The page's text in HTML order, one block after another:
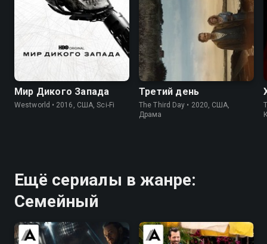
Мир Дикого Запада
Westworld • 2016, США, Sci-Fi
6.2
Третий день
The Third Day • 2020, США,
Драма
Ещё сериалы в жанре:
Семейный